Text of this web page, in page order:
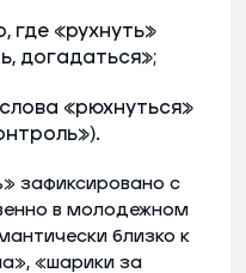
где «рухнуть»
догадаться»;
«рюхнуться»
зафиксировано с
в молодежном
близко к
«шарики за